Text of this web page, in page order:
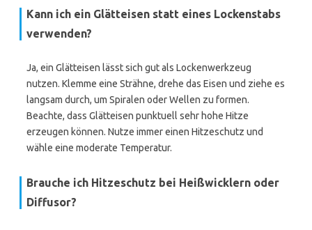
Kann ich ein Glätteisen statt eines Lockenstabs
verwenden?
Ja, ein Glätteisen lässt sich gut als Lockenwerkzeug
nutzen. Klemme eine Strähne, drehe das Eisen und ziehe es
langsam durch, um Spiralen oder Wellen zu formen.
Beachte, dass Glätteisen punktuell sehr hohe Hitze
erzeugen können. Nutze immer einen Hitzeschutz und
wähle eine moderate Temperatur.
Brauche ich Hitzeschutz bei Heißwicklern oder
Diffusor?